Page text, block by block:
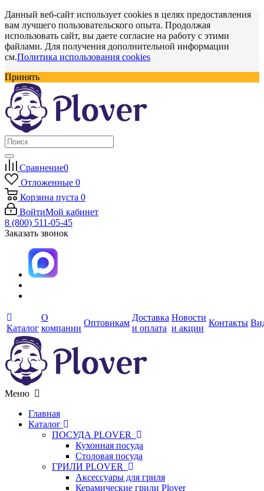
Данный веб-сайт использует cookies в целях предоставления
вам лучшего пользовательского опыта. Продолжая
использовать сайт, вы даете согласие на работу с этими
файлами. Для получения дополнительной информации
см.Политика использования cookies
Принять
Сравнение0
Отложенные 0
Корзина пуста 0
ВойтиМой кабинет
8 (800) 511-05-45
Заказать звонок
Каталог
О
компании
Оптовикам
Доставка
и оплата
Новости
и акции
Контакты
Меню
Главная
Каталог
ПОСУДА PLOVER
Кухонная посуда
Столовая посуда
ГРИЛИ PLOVER
Аксессуары для гриля
Керамические грили Plover